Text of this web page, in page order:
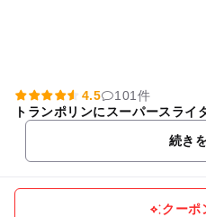
4.5
101件
トランポリンにスーパースラ
続き
クーポ